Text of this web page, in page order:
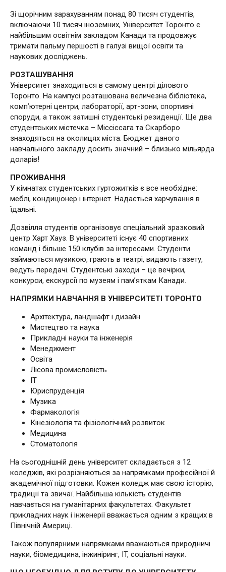
Зі щорічним зарахуванням понад 80 тисяч студентів,
включаючи 10 тисяч іноземних, Університет Торонто є
найбільшим освітнім закладом Канади та продовжує
тримати пальму першості в галузі вищої освіти та
наукових досліджень.
РОЗТАШУВАННЯ
Університет знаходиться в самому центрі ділового
Торонто. На кампусі розташована величезна бібліотека,
комп’ютерні центри, лабораторії, арт-зони, спортивні
споруди, а також затишні студентські резиденції. Ще два
студентських містечка – Міссіссага та Скарборо
знаходяться на околицях міста. Бюджет даного
навчального закладу досить значний – близько мільярда
доларів!
ПРОЖИВАННЯ
У кімнатах студентських гуртожитків є все необхідне:
меблі, кондиціонер і інтернет. Надається харчування в
їдальні.
Дозвілля студентів організовує спеціальний зразковий
центр Харт Хауз. В університеті існує 40 спортивних
команд і більше 150 клубів за інтересами. Студенти
займаються музикою, грають в театрі, видають газету,
ведуть передачі. Студентські заходи – це вечірки,
конкурси, екскурсії по музеям і пам’яткам Канади.
НАПРЯМКИ НАВЧАННЯ В УНІВЕРСИТЕТІ ТОРОНТО
Архітектура, ландшафт і дизайн
Мистецтво та наука
Прикладні науки та інженерія
Менеджмент
Освіта
Лісова промисловість
ІТ
Юриспруденція
Музика
Фармакологія
Кінезіологія та фізіологічний розвиток
Медицина
Стоматологія
На сьогоднішній день університет складається з 12
коледжів, які розрізняються за напрямками професійної й
академічної підготовки. Кожен коледж має свою історію,
традиції та звичаї. Найбільша кількість студентів
навчається на гуманітарних факультетах. Факультет
прикладних наук і інженерії вважається одним з кращих в
Північній Америці.
Також популярними напрямками вважаються природничі
науки, біомедицина, інжиніринг, IT, соціальні науки.